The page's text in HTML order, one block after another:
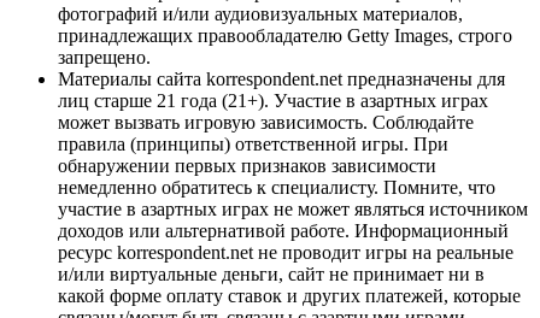
фотографий и/или аудиовизуальных материалов,
принадлежащих правообладателю Getty Images, строго
запрещено.
Материалы сайта korrespondent.net предназначены для
лиц старше 21 года (21+). Участие в азартных играх
может вызвать игровую зависимость. Соблюдайте
правила (принципы) ответственной игры. При
обнаружении первых признаков зависимости
немедленно обратитесь к специалисту. Помните, что
участие в азартных играх не может являться источником
доходов или альтернативой работе. Информационный
ресурс korrespondent.net не проводит игры на реальные
и/или виртуальные деньги, сайт не принимает ни в
какой форме оплату ставок и других платежей, которые